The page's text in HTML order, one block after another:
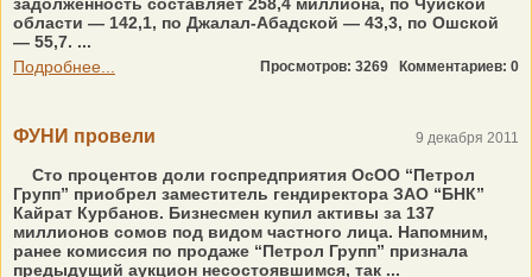
области — 142,1, по Джалал-Абадской — 43,3, по Ошской
— 55,7. ...
Подробнее...
Просмотров: 3269 Комментариев: 0
ФУНИ провели 9 декабря 2011
Сто процентов доли госпредприятия ОсОО “Петрол
Групп” приобрел заместитель гендиректора ЗАО “БНК”
Кайрат Курбанов. Бизнесмен купил активы за 137
миллионов сомов под видом частного лица. Напомним,
ранее комиссия по продаже “Петрол Групп” признала
предыдущий аукцион несостоявшимся, так ...